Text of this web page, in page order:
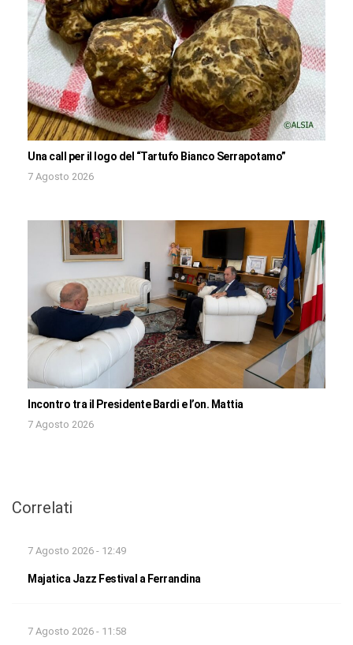
Una call per il logo del “Tartufo Bianco Serrapotamo”
7 Agosto 2026
Incontro tra il Presidente Bardi e l’on. Mattia
7 Agosto 2026
Correlati
7 Agosto 2026 - 12:49
Majatica Jazz Festival a Ferrandina
7 Agosto 2026 - 11:58